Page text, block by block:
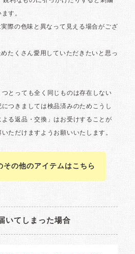
の他のアイテムはこちら
いてしまった場合